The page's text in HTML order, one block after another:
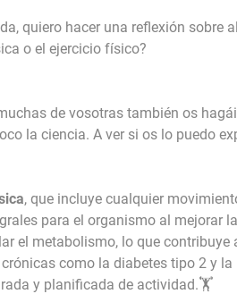
quiero hacer una reflexión sobre
o el ejercicio físico?
de vosotras también os
la ciencia. A ver si os lo puedo
, que incluye cualquier
para el organismo al mejorar
el metabolismo, lo que
como la diabetes tipo 2 y
y planificada de actividad.🏋️